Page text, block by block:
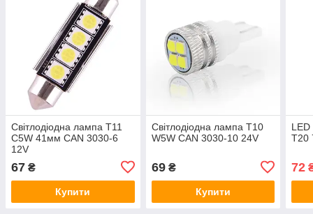
Світлодіодна лампа T11
C5W 41мм CAN 3030-6
12V
67 ₴
Купити
Світлодіодна лампа T10
W5W CAN 3030-10 24V
69₴
Купити
T20
72